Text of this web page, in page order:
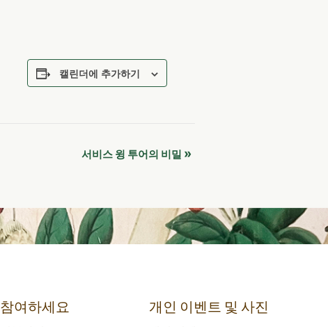
캘린더에 추가하기
서비스 윙 투어의 비밀 »
참여하세요 개인 이벤트 및 사진